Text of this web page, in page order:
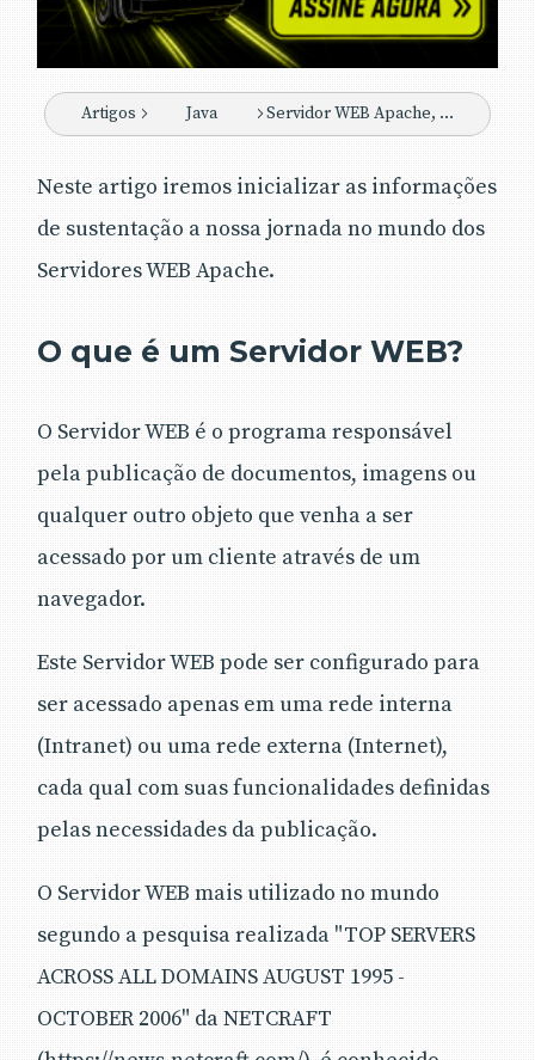
Artigos Java Servidor WEB Apache, o que esperar?
Neste artigo iremos inicializar as informações
de sustentação a nossa jornada no mundo dos
Servidores WEB Apache.
O que é um Servidor WEB?
O Servidor WEB é o programa responsável
pela publicação de documentos, imagens ou
qualquer outro objeto que venha a ser
acessado por um cliente através de um
navegador.
Este Servidor WEB pode ser configurado para
ser acessado apenas em uma rede interna
(Intranet) ou uma rede externa (Internet),
cada qual com suas funcionalidades definidas
pelas necessidades da publicação.
O Servidor WEB mais utilizado no mundo
segundo a pesquisa realizada "TOP SERVERS
ACROSS ALL DOMAINS AUGUST 1995 -
OCTOBER 2006" da NETCRAFT